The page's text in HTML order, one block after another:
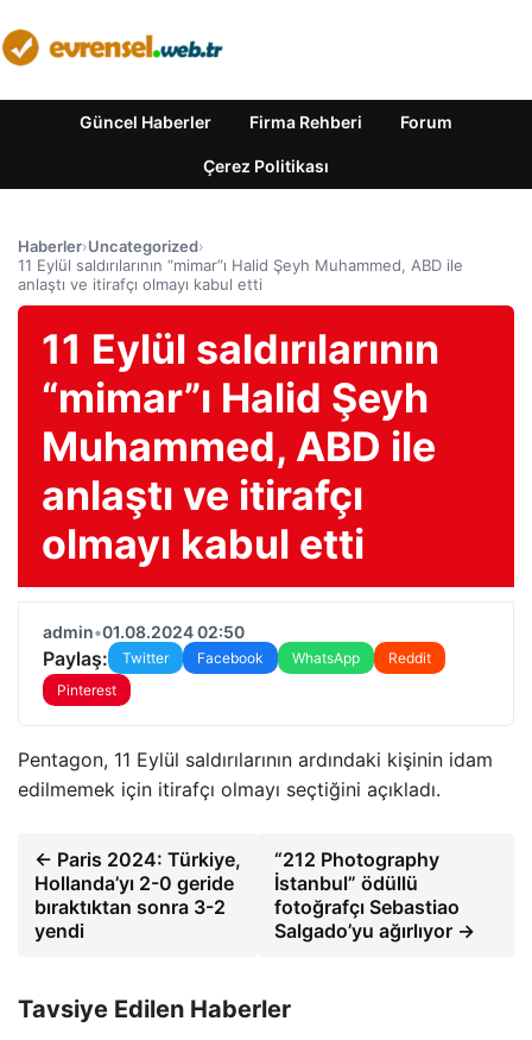
Güncel Haberler Firma Rehberi Forum
Çerez Politikası
Haberler›Uncategorized›
11 Eylül saldırılarının “mimar”ı Halid Şeyh Muhammed, ABD ile
anlaştı ve itirafçı olmayı kabul etti
11 Eylül saldırılarının
“mimar”ı Halid Şeyh
Muhammed, ABD ile
anlaştı ve itirafçı
olmayı kabul etti
admin•01.08.2024 02:50
Paylaş: Twitter Facebook WhatsApp
Reddit
Pinterest
Pentagon, 11 Eylül saldırılarının ardındaki kişinin idam
edilmemek için itirafçı olmayı seçtiğini açıkladı.
← Paris 2024: Türkiye,
Hollanda’yı 2-0 geride
bıraktıktan sonra 3-2
yendi
“212 Photography
İstanbul” ödüllü
fotoğrafçı Sebastiao
Salgado’yu ağırlıyor →
Tavsiye Edilen Haberler